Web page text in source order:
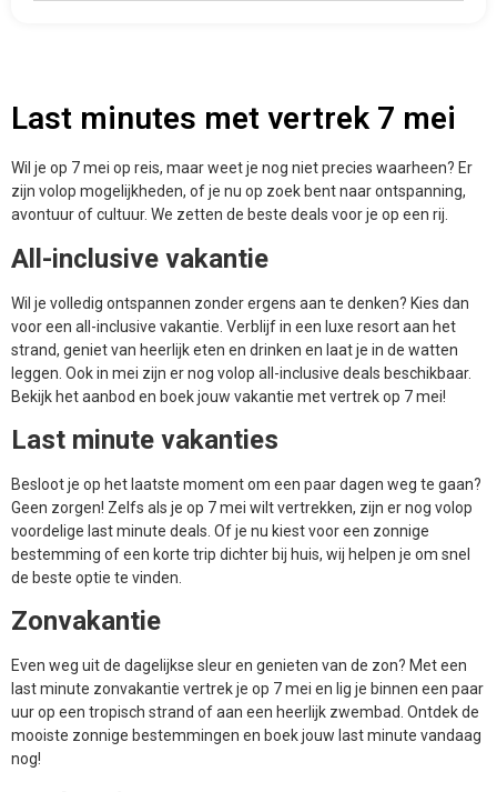
Wil je op 7 mei op reis, maar weet je nog niet precies waarheen? Er
avontuur of cultuur. We zetten de beste deals voor je op een rij.
All-inclusive vakantie
Wil je volledig ontspannen zonder ergens aan te denken? Kies dan
strand, geniet van heerlijk eten en drinken en laat je in de watten
leggen. Ook in mei zijn er nog volop all-inclusive deals beschikbaar.
Bekijk het aanbod en boek jouw vakantie met vertrek op 7 mei!
Last minute vakanties
Besloot je op het laatste moment om een paar dagen weg te gaan?
voordelige last minute deals. Of je nu kiest voor een zonnige
bestemming of een korte trip dichter bij huis, wij helpen je om snel
de beste optie te vinden.
Zonvakantie
Even weg uit de dagelijkse sleur en genieten van de zon? Met een
uur op een tropisch strand of aan een heerlijk zwembad. Ontdek de
mooiste zonnige bestemmingen en boek jouw last minute vandaag
nog!
Stedentrip